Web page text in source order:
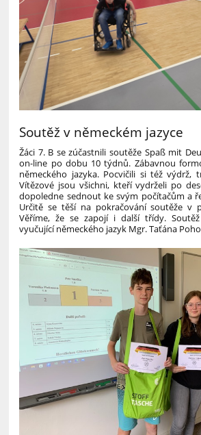
Soutěž v německém jazyce
Žáci 7. B se zúčastnili soutěže Spaß mit
on-line po dobu 10 týdnů. Zábavnou
německého jazyka. Pocvičili si též výdrž,
Vítězové jsou všichni, kteří vydrželi po
dopoledne sednout ke svým počítačům a
Určitě se těší na pokračování soutěže v
Věříme, že se zapojí i další třídy.
vyučující německého jazyk Mgr. Taťána